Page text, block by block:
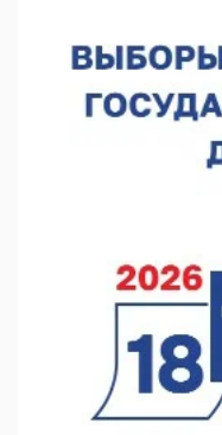
строительства
06.08.2026 17:24
Глеб Никитин
Киргизией
06.08.2026 16:44